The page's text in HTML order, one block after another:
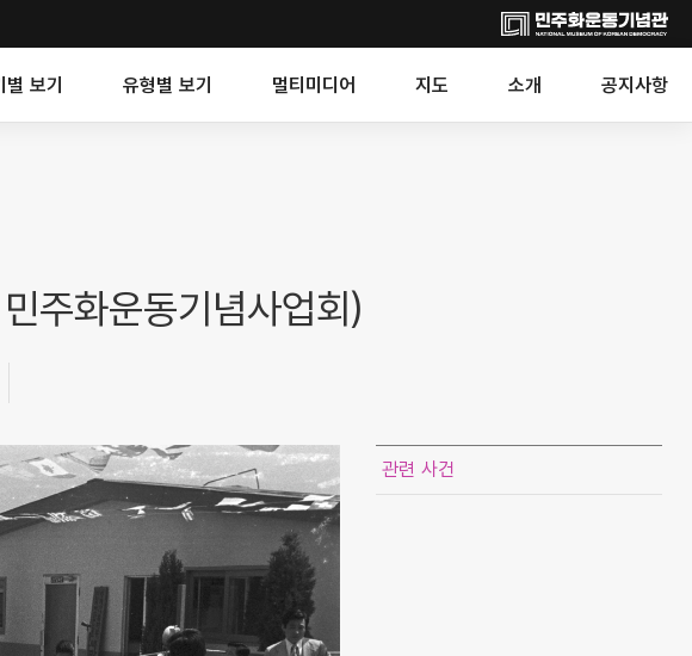
별 보기 유형별 보기 멀티미디어 지도 소개 공지사항
주화운동기념사업회)
관련 사건